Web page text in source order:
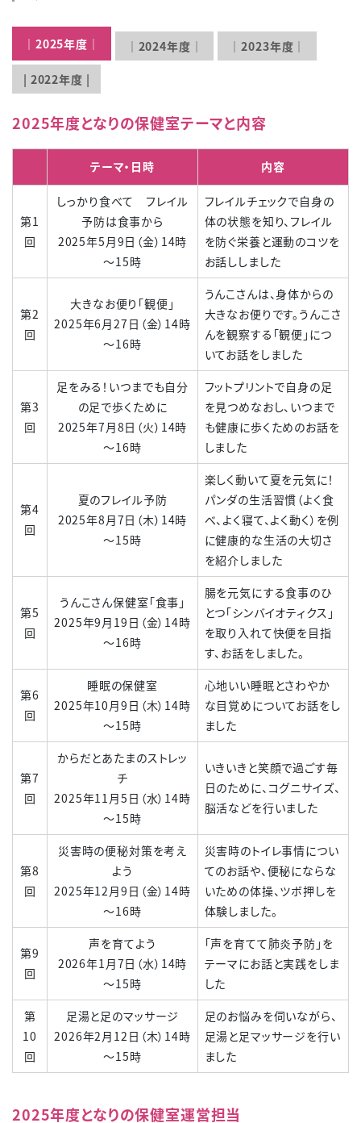
｜2025年度｜ ｜2024年度｜ ｜2023年度｜
| 2022年度 |
2025年度となりの保健室テーマと内容
テーマ・日時 内容
第1
回
しっかり食べて フレイル
予防は食事から
2025年5月9日（金）14時
～15時
フレイルチェックで自身の
体の状態を知り、フレイル
を防ぐ栄養と運動のコツを
お話ししました
第2
回
大きなお便り「観便」
2025年6月27日（金）14時
～16時
うんこさんは、身体からの
大きなお便りです。うんこさ
んを観察する「観便」につ
いてお話をしました
第3
回
足をみる！いつまでも自分
の足で歩くために
2025年7月8日（火）14時
～16時
フットプリントで自身の足
を見つめなおし、いつまで
も健康に歩くためのお話を
しました
第4
回
夏のフレイル予防
2025年8月7日（木）14時
～15時
楽しく動いて夏を元気に！
パンダの生活習慣（よく食
べ、よく寝て、よく動く）を例
に健康的な生活の大切さ
を紹介しました
第5
回
うんこさん保健室「食事」
2025年9月19日（金）14時
～16時
腸を元気にする食事のひ
とつ「シンバイオティクス」
を取り入れて快便を目指
す、お話をしました。
第6
回
睡眠の保健室
2025年10月9日（木）14時
～15時
心地いい睡眠とさわやか
な目覚めについてお話をし
ました
第7
回
からだとあたまのストレッ
チ
2025年11月5日（水）14時
～15時
いきいきと笑顔で過ごす毎
日のために、コグニサイズ、
脳活などを行いました
第8
回
災害時の便秘対策を考え
よう
2025年12月9日（金）14時
～16時
災害時のトイレ事情につい
てのお話や、便秘にならな
いための体操、ツボ押しを
体験しました。
第9
回
声を育てよう
2026年1月7日（水）14時
～15時
「声を育てて肺炎予防」を
テーマにお話と実践をしま
した
第
10
回
足湯と足のマッサージ
2026年2月12日（木）14時
～15時
足のお悩みを伺いながら、
足湯と足マッサージを行い
ました
2025年度となりの保健室運営担当